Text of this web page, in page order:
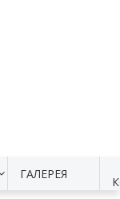
ГАЛЕРЕЯ